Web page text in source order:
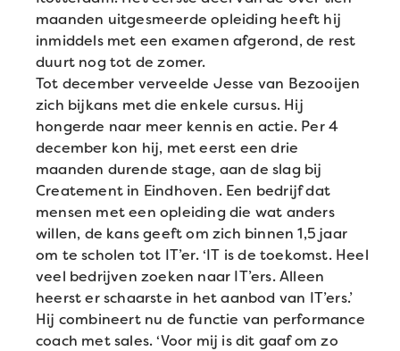
maanden uitgesmeerde opleiding heeft hij
inmiddels met een examen afgerond, de rest
duurt nog tot de zomer.
Tot december verveelde Jesse van Bezooijen
zich bijkans met die enkele cursus. Hij
hongerde naar meer kennis en actie. Per 4
december kon hij, met eerst een drie
maanden durende stage, aan de slag bij
Createment in Eindhoven. Een bedrijf dat
mensen met een opleiding die wat anders
willen, de kans geeft om zich binnen 1,5 jaar
om te scholen tot IT’er. ‘IT is de toekomst. Heel
veel bedrijven zoeken naar IT’ers. Alleen
heerst er schaarste in het aanbod van IT’ers.’
Hij combineert nu de functie van performance
coach met sales. ‘Voor mij is dit gaaf om zo